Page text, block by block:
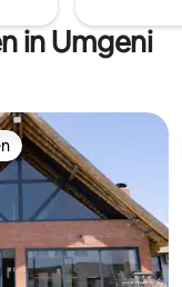
in Umgeni